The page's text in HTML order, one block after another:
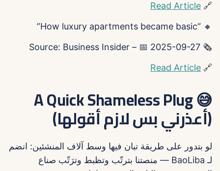
🔗
Read Article
🔸 “How luxury apartments became basic”
🗞️ Source: Business Insider – 📅 2025-09-27
🔗
Read Article
😅 A Quick Shameless Plug
(أعذرني بس لازم أقولها)
لو بتدور على طريقة تبان فيها وسط آلاف المنشئين: انضم
لـ BaoLiba — منصتنا بترتّب وتظبط وترَتّب صناع